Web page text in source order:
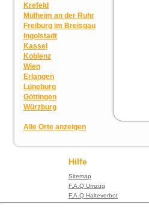
Krefeld
Mülheim an der Ruhr
Freiburg im Breisgau
Ingolstadt
Kassel
Koblenz
Wien
Erlangen
Lüneburg
Göttingen
Würzburg
Alle Orte anzeigen
Hilfe
Sitemap
F.A.Q Umzug
F.A.Q Halteverbot